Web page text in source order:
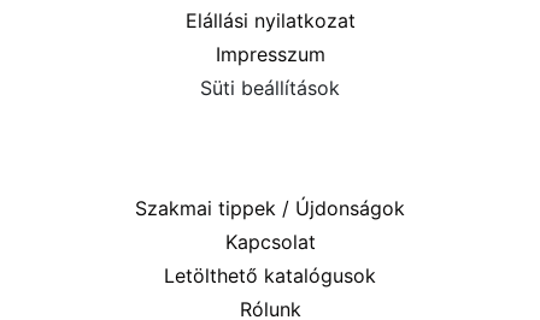
Elállási nyilatkozat
Impresszum
Süti beállítások
Szakmai tippek / Újdonságok
Kapcsolat
Letölthető katalógusok
Rólunk